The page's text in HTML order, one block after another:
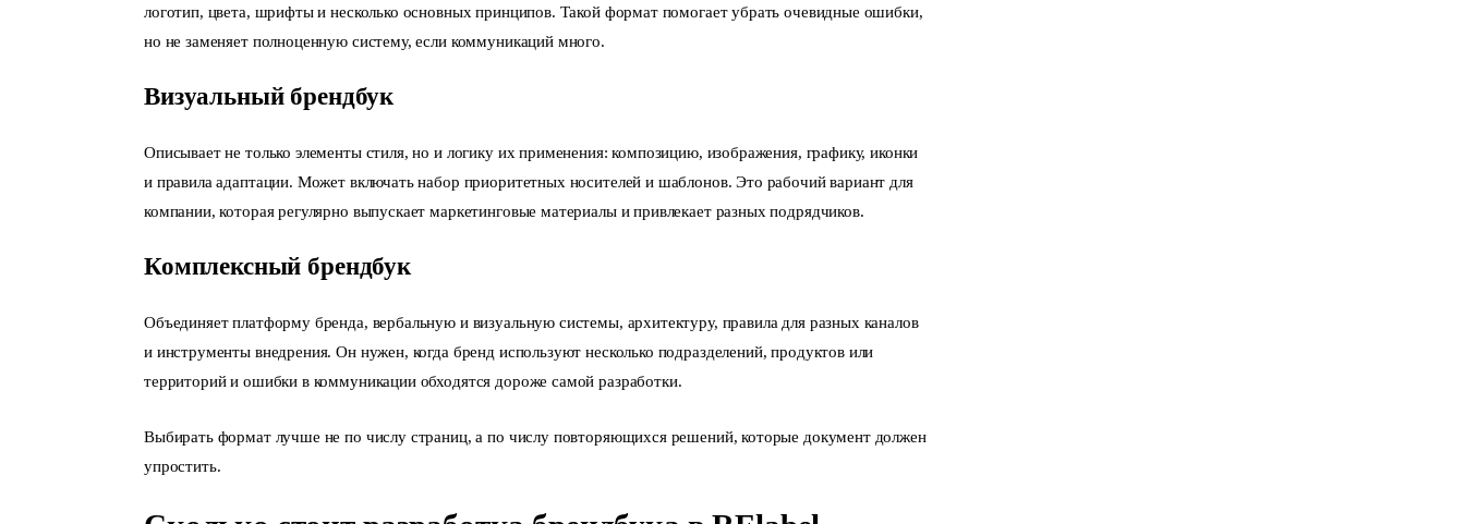
логотип, цвета, шрифты и несколько основных принципов. Такой формат помогает убрать очевидные ошибки,
но не заменяет полноценную систему, если коммуникаций много.
Визуальный брендбук
Описывает не только элементы стиля, но и логику их применения: композицию, изображения, графику, иконки
и правила адаптации. Может включать набор приоритетных носителей и шаблонов. Это рабочий вариант для
компании, которая регулярно выпускает маркетинговые материалы и привлекает разных подрядчиков.
Комплексный брендбук
Объединяет платформу бренда, вербальную и визуальную системы, архитектуру, правила для разных каналов
и инструменты внедрения. Он нужен, когда бренд используют несколько подразделений, продуктов или
территорий и ошибки в коммуникации обходятся дороже самой разработки.
Выбирать формат лучше не по числу страниц, а по числу повторяющихся решений, которые документ должен
упростить.